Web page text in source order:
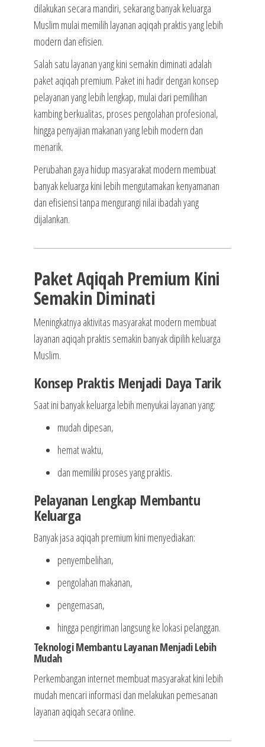
dilakukan secara mandiri, sekarang banyak keluarga
Muslim mulai memilih layanan aqiqah praktis yang lebih
modern dan efisien.
Salah satu layanan yang kini semakin diminati adalah
paket aqiqah premium. Paket ini hadir dengan konsep
pelayanan yang lebih lengkap, mulai dari pemilihan
kambing berkualitas, proses pengolahan profesional,
hingga penyajian makanan yang lebih modern dan
menarik.
Perubahan gaya hidup masyarakat modern membuat
banyak keluarga kini lebih mengutamakan kenyamanan
dan efisiensi tanpa mengurangi nilai ibadah yang
dijalankan.
Paket Aqiqah Premium Kini
Semakin Diminati
Meningkatnya aktivitas masyarakat modern membuat
layanan aqiqah praktis semakin banyak dipilih keluarga
Muslim.
Konsep Praktis Menjadi Daya Tarik
Saat ini banyak keluarga lebih menyukai layanan yang:
mudah dipesan,
hemat waktu,
dan memiliki proses yang praktis.
Pelayanan Lengkap Membantu
Keluarga
Banyak jasa aqiqah premium kini menyediakan:
penyembelihan,
pengolahan makanan,
pengemasan,
hingga pengiriman langsung ke lokasi pelanggan.
Teknologi Membantu Layanan Menjadi Lebih
Mudah
Perkembangan internet membuat masyarakat kini lebih
mudah mencari informasi dan melakukan pemesanan
layanan aqiqah secara online.